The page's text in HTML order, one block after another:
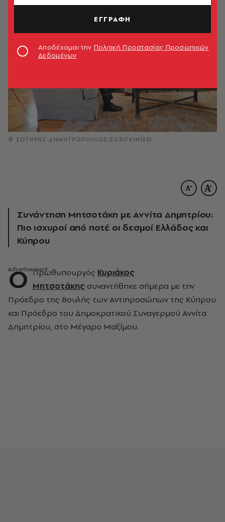
© ΣΩΤΗΡΗΣ ΔΗΜΗΤΡΟΠΟΥΛΟΣ/EUROKINISSI
Συνάντηση Μητσοτάκη με Αννίτα Δημητρίου:
Πιο ισχυροί από ποτέ οι δεσμοί Ελλάδος και
Κύπρου
Ο Πρωθυπουργός Κυριάκος
Μητσοτάκης συναντήθηκε σήμερα με την
Πρόεδρο της Βουλής των Αντιπροσώπων της Κύπρου
και Πρόεδρο του Δημοκρατικού Συναγερμού Αννίτα
Δημητρίου, στο Μέγαρο Μαξίμου.
ΕΓΓΡΑΦΗ
Αποδέχομαι την Πολιτική Προστασίας Προσωπικών
Δεδομένων